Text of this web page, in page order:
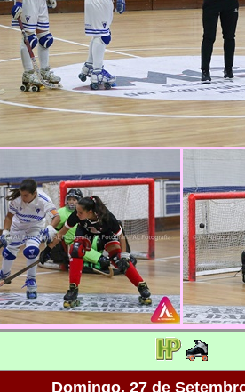
Domingo, 27 de